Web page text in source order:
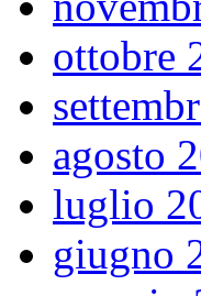
ottobre
agosto
luglio
giugno